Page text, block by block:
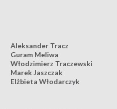
Aleksander Tracz
Guram Meliwa
Włodzimierz Traczewski
Marek Jaszczak
Elżbieta Włodarczyk